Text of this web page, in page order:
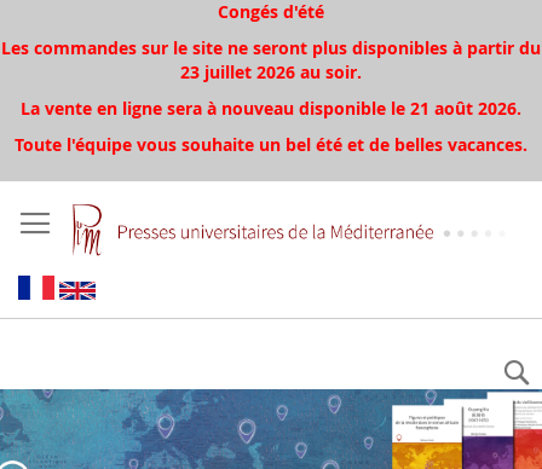
Congés d'été
Les commandes sur le site ne seront plus disponibles à partir du
23 juillet 2026 au soir.
La vente en ligne sera à nouveau disponible le 21 août 2026.
Toute l'équipe vous souhaite un bel été et de belles vacances.